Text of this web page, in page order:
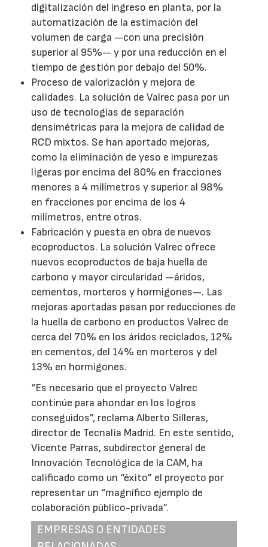
digitalización del ingreso en planta, por la
automatización de la estimación del
volumen de carga —con una precisión
superior al 95%— y por una reducción en el
tiempo de gestión por debajo del 50%.
Proceso de valorización y mejora de
calidades. La solución de Valrec pasa por un
uso de tecnologías de separación
densimétricas para la mejora de calidad de
RCD mixtos. Se han aportado mejoras,
como la eliminación de yeso e impurezas
ligeras por encima del 80% en fracciones
menores a 4 milímetros y superior al 98%
en fracciones por encima de los 4
milímetros, entre otros.
Fabricación y puesta en obra de nuevos
ecoproductos. La solución Valrec ofrece
nuevos ecoproductos de baja huella de
carbono y mayor circularidad —áridos,
cementos, morteros y hormigones—. Las
mejoras aportadas pasan por reducciones de
la huella de carbono en productos Valrec de
cerca del 70% en los áridos reciclados, 12%
en cementos, del 14% en morteros y del
13% en hormigones.
“Es necesario que el proyecto Valrec
continúe para ahondar en los logros
conseguidos”, reclama Alberto Silleras,
director de Tecnalia Madrid. En este sentido,
Vicente Parras, subdirector general de
Innovación Tecnológica de la CAM, ha
calificado como un “éxito” el proyecto por
representar un “magnífico ejemplo de
colaboración público-privada”.
EMPRESAS O ENTIDADES